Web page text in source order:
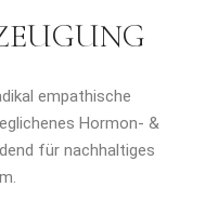
empathische
Hormon- &
für nachhaltiges